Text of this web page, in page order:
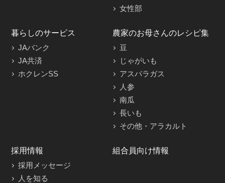
女性部
暮らしのサービス
JAバンク
JA共済
ホクレンSS
農家のお母さんのレシピ集
豆
じゃがいも
アスパラガス
人参
南瓜
長いも
その他・アラカルト
採用情報
採用メッセージ
人を知る
組合員向け情報